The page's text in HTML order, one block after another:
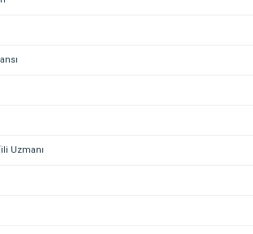
Uzmanı